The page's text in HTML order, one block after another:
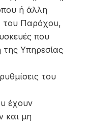
ή άλλη
του Παρόχου,
που
της Υπηρεσίας
του
έχουν
και μη